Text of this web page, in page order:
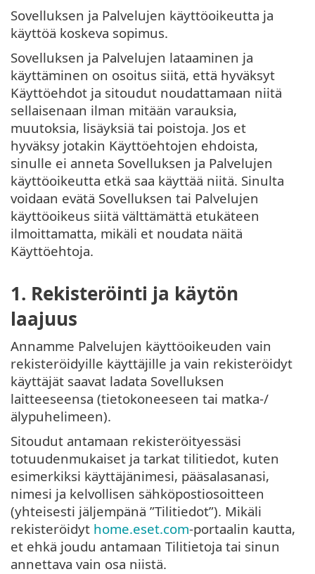
Sovelluksen ja Palvelujen käyttöoikeutta ja
käyttöä koskeva sopimus.
Sovelluksen ja Palvelujen lataaminen ja
käyttäminen on osoitus siitä, että hyväksyt
Käyttöehdot ja sitoudut noudattamaan niitä
sellaisenaan ilman mitään varauksia,
muutoksia, lisäyksiä tai poistoja. Jos et
hyväksy jotakin Käyttöehtojen ehdoista,
sinulle ei anneta Sovelluksen ja Palvelujen
käyttöoikeutta etkä saa käyttää niitä. Sinulta
voidaan evätä Sovelluksen tai Palvelujen
käyttöoikeus siitä välttämättä etukäteen
ilmoittamatta, mikäli et noudata näitä
Käyttöehtoja.
1. Rekisteröinti ja käytön
laajuus
Annamme Palvelujen käyttöoikeuden vain
rekisteröidyille käyttäjille ja vain rekisteröidyt
käyttäjät saavat ladata Sovelluksen
laitteeseensa (tietokoneeseen tai matka-/
älypuhelimeen).
Sitoudut antamaan rekisteröityessäsi
totuudenmukaiset ja tarkat tilitiedot, kuten
esimerkiksi käyttäjänimesi, pääsalasanasi,
nimesi ja kelvollisen sähköpostiosoitteen
(yhteisesti jäljempänä ”Tilitiedot”). Mikäli
rekisteröidyt home.eset.com-portaalin kautta,
et ehkä joudu antamaan Tilitietoja tai sinun
annettava vain osa niistä.